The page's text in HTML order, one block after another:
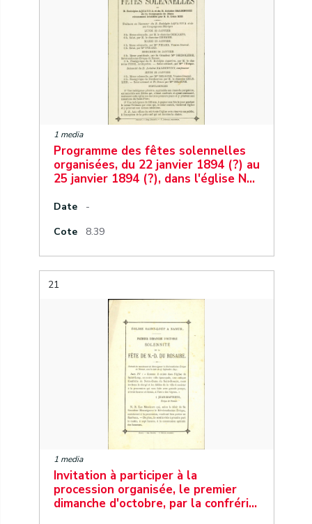
1 media
Programme des fêtes solennelles
organisées, du 22 janvier 1894 (?) au
25 janvier 1894 (?), dans l'église N…
Date
-
Cote
8.39
21
1 media
Invitation à participer à la
procession organisée, le premier
dimanche d'octobre, par la confréri…